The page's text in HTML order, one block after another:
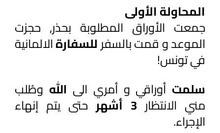
المحاولة الأولى
الموعد و قمت بالسفر للسفارة
في تونس!
سلمت أوراقي و أمري الى الله
مني الانتظار 3 أشهر
الإجراء.